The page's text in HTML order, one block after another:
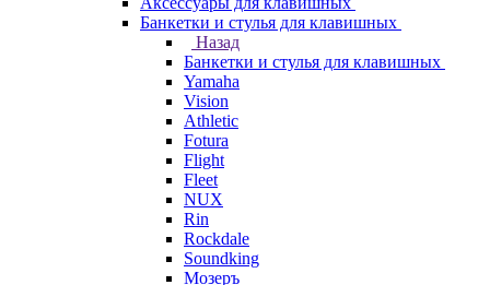
Банкетки и стулья для клавишных
Назад
Банкетки и стулья для клавишных
Yamaha
Vision
Athletic
Fotura
Flight
Fleet
NUX
Rin
Rockdale
Soundking
Мозеръ